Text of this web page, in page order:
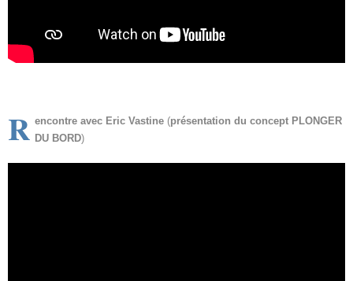
R encontre avec Eric Vastine (présentation du concept PLONGER
DU BORD)